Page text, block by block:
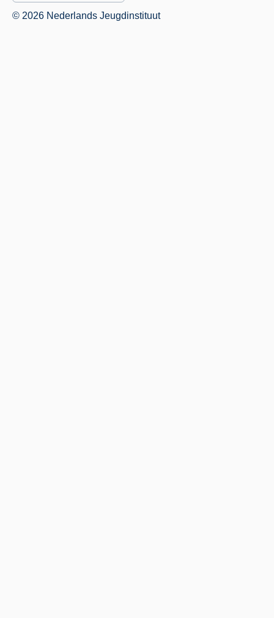
© 2026 Nederlands Jeugdinstituut